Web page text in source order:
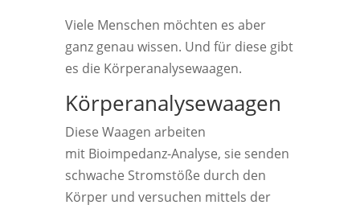
Viele Menschen möchten es aber
ganz genau wissen. Und für diese gibt
es die Körperanalysewaagen.
Körperanalysewaagen
Diese Waagen arbeiten
mit Bioimpedanz-Analyse, sie senden
schwache Stromstöße durch den
Körper und versuchen mittels der